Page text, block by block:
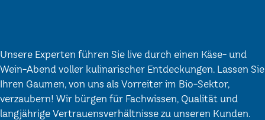
Unsere Experten führen Sie live durch einen Käse- und
Wein-Abend voller kulinarischer Entdeckungen. Lassen Sie
Ihren Gaumen, von uns als Vorreiter im Bio-Sektor,
verzaubern! Wir bürgen für Fachwissen, Qualität und
langjährige Vertrauensverhältnisse zu unseren Kunden.